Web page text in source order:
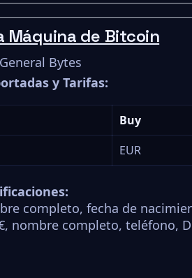
Máquina de Bitcoin
General Bytes
y Tarifas:
Buy
EUR
completo, fecha de
nombre completo, teléfono,